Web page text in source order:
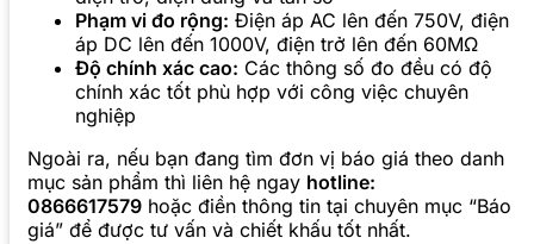
Phạm vi đo rộng: Điện áp AC lên đến 750V, điện
áp DC lên đến 1000V, điện trở lên đến 60MΩ
Độ chính xác cao: Các thông số đo đều có độ
chính xác tốt phù hợp với công việc chuyên
nghiệp
Ngoài ra, nếu bạn đang tìm đơn vị báo giá theo danh
mục sản phẩm thì liên hệ ngay hotline:
0866617579 hoặc điền thông tin tại chuyên mục “Báo
giá” để được tư vấn và chiết khấu tốt nhất.